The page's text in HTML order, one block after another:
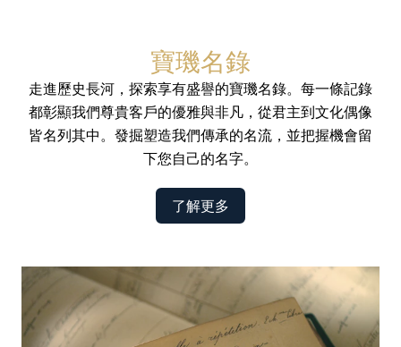
寶璣名錄
走進歷史長河，探索享有盛譽的寶璣名錄。每一條記錄
都彰顯我們尊貴客戶的優雅與非凡，從君主到文化偶像
皆名列其中。發掘塑造我們傳承的名流，並把握機會留
下您自己的名字。
了解更多